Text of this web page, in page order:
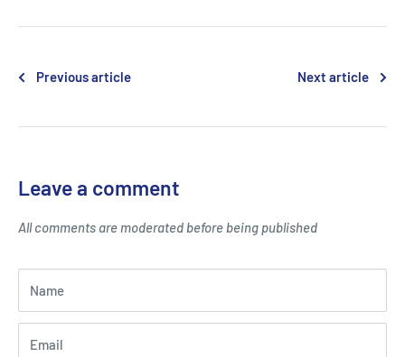
Previous article Next article
Leave a comment
All comments are moderated before being published
Name
Email